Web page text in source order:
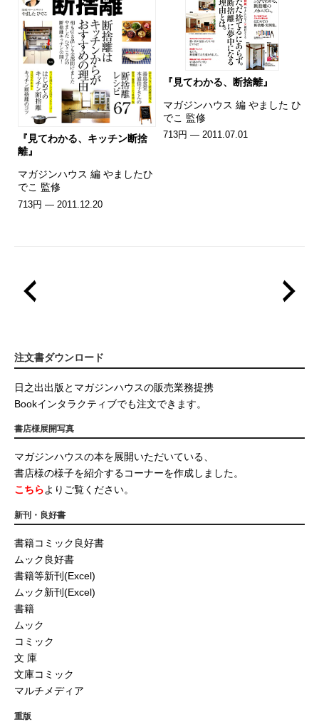
『見てわかる、キッチン断捨
離』
マガジンハウス 編 やましたひ
でこ 監修
713円 — 2011.12.20
『見てわかる、断捨離』
マガジンハウス 編 やました ひ
でこ 監修
713円 — 2011.07.01
注文書ダウンロード
日之出出版とマガジンハウスの販売業務提携
Bookインタラクティブでも注文できます。
書店様展開写真
マガジンハウスの本を展開いただいている、
書店様の様子を紹介するコーナーを作成しました。
こちらよりご覧ください。
新刊・良好書
書籍コミック良好書
ムック良好書
書籍等新刊(Excel)
ムック新刊(Excel)
書籍
ムック
コミック
文 庫
文庫コミック
マルチメディア
重版